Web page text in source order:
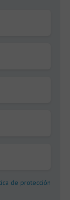
de protección